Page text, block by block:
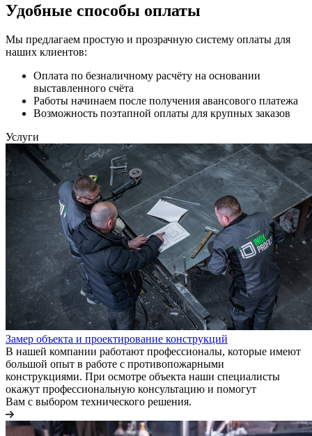
Удобные способы оплаты
Мы предлагаем простую и прозрачную систему оплаты для
наших клиентов:
Оплата по безналичному расчёту на основании
выставленного счёта
Работы начинаем после получения авансового платежа
Возможность поэтапной оплаты для крупных заказов
Услуги
Замер объекта и проектирование конструкций
В нашей компании работают профессионалы, которые имеют
большой опыт в работе с противопожарными
конструкциями. При осмотре объекта наши специалисты
окажут профессиональную консультацию и помогут
Вам с выбором технического решения.